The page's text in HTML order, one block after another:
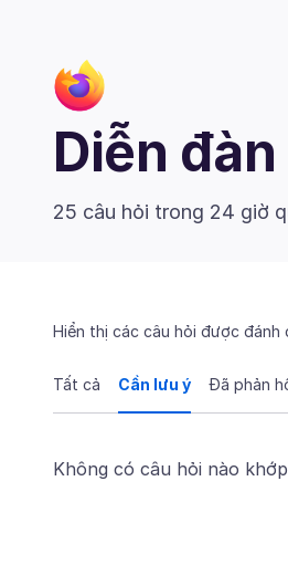
Diễn
25 câu hỏi trong 24 giờ
Hiển thị các câu hỏi được đánh
Tất cả Cần lưu ý Đã phản
Không có câu hỏi nào